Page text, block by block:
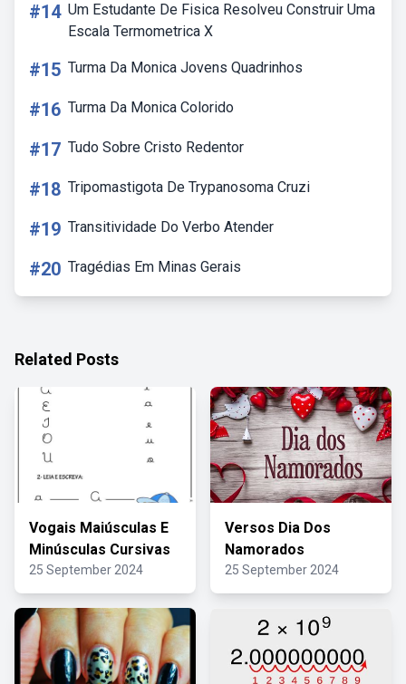
#14 Um Estudante De Fisica Resolveu Construir Uma
Escala Termometrica X
#15 Turma Da Monica Jovens Quadrinhos
#16 Turma Da Monica Colorido
#17 Tudo Sobre Cristo Redentor
#18 Tripomastigota De Trypanosoma Cruzi
#19 Transitividade Do Verbo Atender
#20 Tragédias Em Minas Gerais
Related Posts
Vogais Maiúsculas E
Minúsculas Cursivas
25 September 2024
Versos Dia Dos
Namorados
25 September 2024